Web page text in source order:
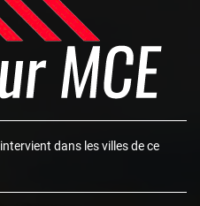
intervient dans les villes de ce